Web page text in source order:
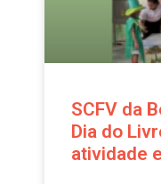
SCFV da
Dia do
atividade